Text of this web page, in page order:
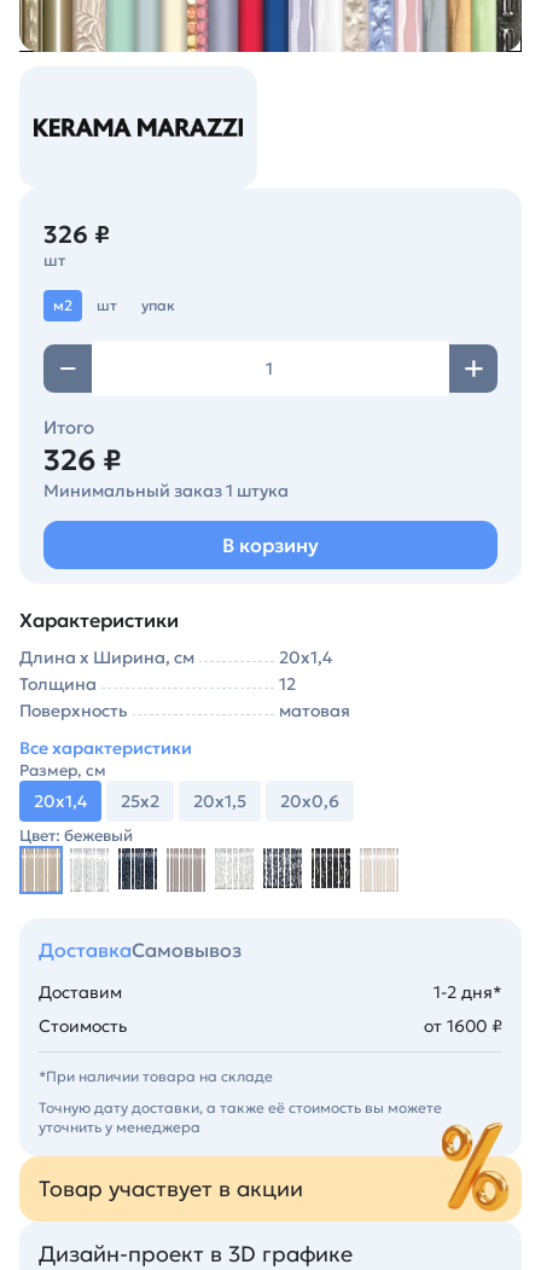
326 ₽
шт
м2 шт упак
Итого
326 ₽
Минимальный заказ 1 штука
В корзину
Характеристики
Длина х Ширина, см
20х1,4
Толщина
12
Поверхность
матовая
Все характеристики
Размер, см
20х1,4 25х2 20х1,5 20х0,6
Цвет: бежевый
ДоставкаСамовывоз
Доставим
1-2 дня*
Стоимость
от 1600 ₽
*При наличии товара на складе
Точную дату доставки, а также её стоимость вы можете
уточнить у менеджера
Товар участвует в акции
Дизайн-проект в 3D графике